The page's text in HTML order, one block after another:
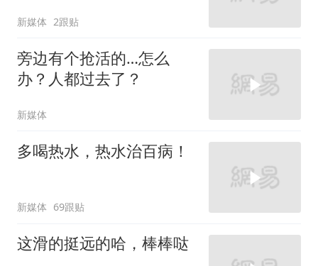
新媒体 2跟贴
旁边有个抢活的…怎么
办？人都过去了？
新媒体
多喝热水，热水治百病！
新媒体 69跟贴
这滑的挺远的哈，棒棒哒